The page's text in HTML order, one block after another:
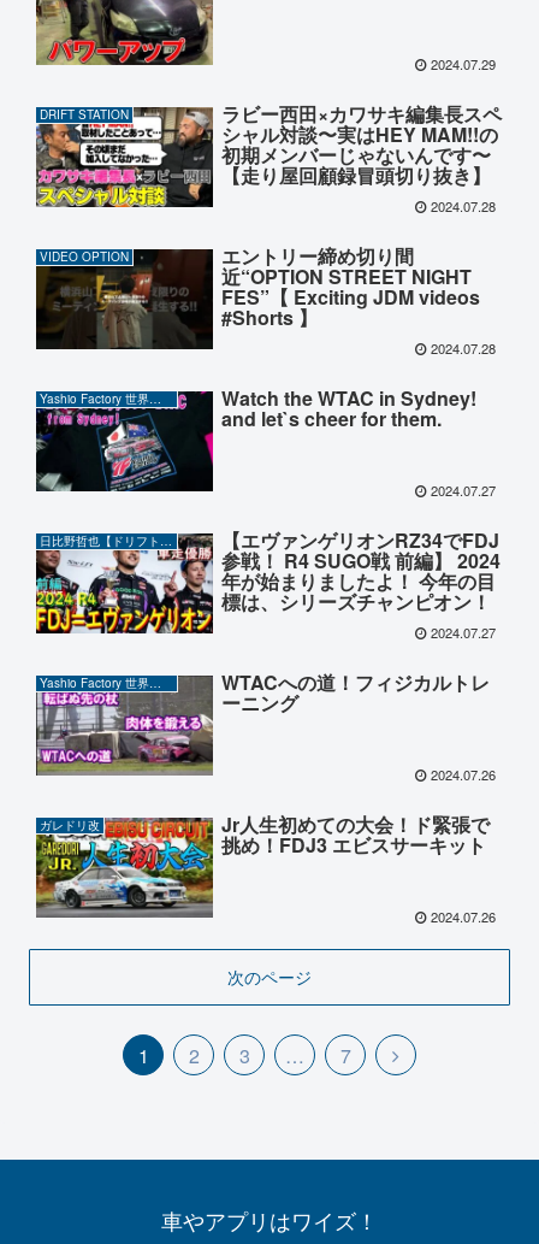
2024.07.29
DRIFT STATION ラビー西田×カワサキ編集長スペ
シャル対談〜実はHEY MAM!!の
初期メンバーじゃないんです〜
【走り屋回顧録冒頭切り抜き】
2024.07.28
VIDEO OPTION エントリー締め切り間
近“OPTION STREET NIGHT
FES”【 Exciting JDM videos
#Shorts 】
2024.07.28
Yashio Factory 世界の岡ちゃん Watch the WTAC in Sydney!
and let`s cheer for them.
2024.07.27
【エヴァンゲリオンRZ34でFDJ
参戦！ R4 SUGO戦 前編】 2024
年が始まりましたよ！ 今年の目
標は、シリーズチャンピオン！
2024.07.27
WTACへの道！フィジカルトレ
ーニング
2024.07.26
ガレドリ改 Jr人生初めての大会！ド緊張で
挑め！FDJ3 エビスサーキット
2024.07.26
次のページ
1 2 3 … 7
車やアプリはワイズ！